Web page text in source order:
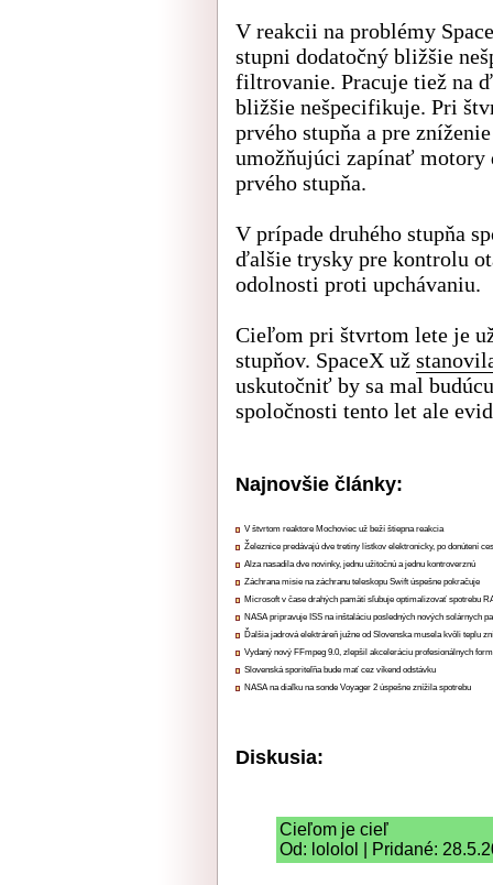
V reakcii na problémy
stupni dodatočný bližšie
filtrovanie. Pracuje tiež na
bližšie nešpecifikuje. Pri
prvého stupňa a pre
umožňujúci zapínať motory
prvého stupňa.
V prípade druhého stupňa
ďalšie trysky pre kontrolu
odolnosti proti upchávaniu.
Cieľom pri štvrtom lete je
stupňov. SpaceX už
uskutočniť by sa mal
spoločnosti tento let ale
Najnovšie články:
V štvrtom reaktore Mochoviec už beží štiepna reakcia
Železnice predávajú dve tretiny lístkov elektronicky, po donútení
Alza nasadila dve novinky, jednu užitočnú a jednu kontroverznú
Záchrana misie na záchranu teleskopu Swift úspešne pokračuje
Microsoft v čase drahých pamätí sľubuje optimalizovať spotrebu
NASA pripravuje ISS na inštaláciu posledných nových solárnych
Ďalšia jadrová elektráreň južne od Slovenska musela kvôli teplu
Vydaný nový FFmpeg 9.0, zlepšil akceleráciu profesionálnych
Slovenská sporiteľňa bude mať cez víkend odstávku
NASA na diaľku na sonde Voyager 2 úspešne znížila spotrebu
Diskusia:
Cieľom je cieľ
Od: lololol | Pridané: